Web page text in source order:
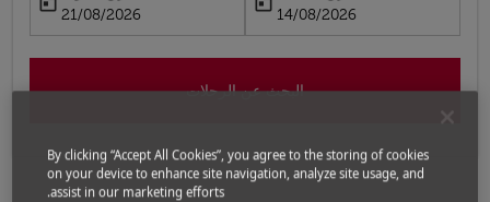
fc-booking-departure-date-aria-label
14/08/2026
fc-booking-return-date-aria-label
21/08/2026
البحث عن الرحلات
By clicking “Accept All Cookies”, you agree to the storing of cookies
on your device to enhance site navigation, analyze site usage, and
assist in our marketing efforts.